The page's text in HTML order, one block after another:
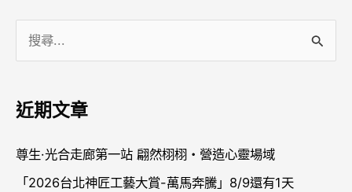
鍵
字
近期文章
尊生·光合走廊第一站 翩然栩栩・營造心靈場域
「2026台北神匠工藝大賞-萬馬奔騰」8/9還有1天